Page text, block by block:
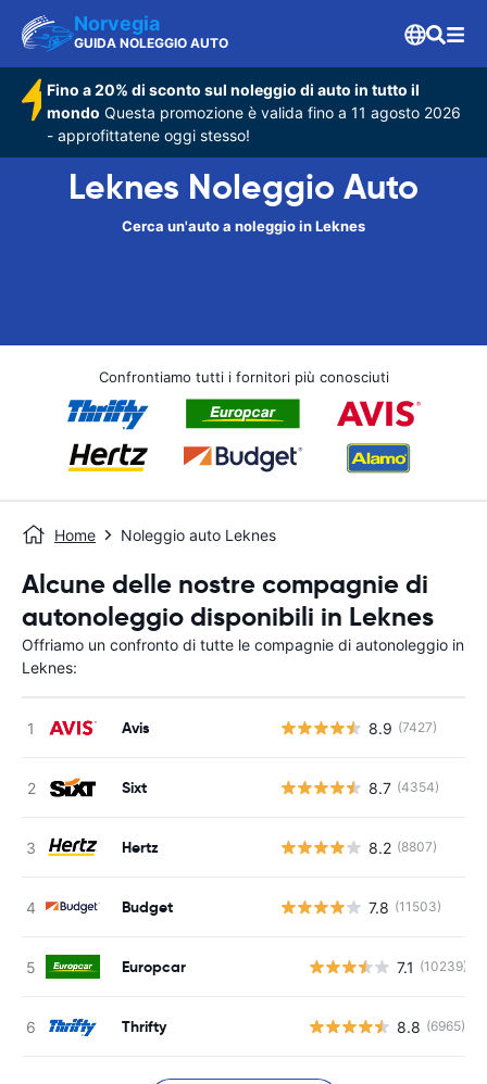
Norvegia
GUIDA NOLEGGIO AUTO
Fino a 20% di sconto sul noleggio di auto in tutto il
mondo Questa promozione è valida fino a 11 agosto 2026
- approfittatene oggi stesso!
Leknes Noleggio Auto
Cerca un'auto a noleggio in Leknes
Confrontiamo tutti i fornitori più conosciuti
Home Noleggio auto Leknes
Alcune delle nostre compagnie di
autonoleggio disponibili in Leknes
Offriamo un confronto di tutte le compagnie di autonoleggio in
Leknes:
Avis 8.9 (7427)
Sixt 8.7 (4354)
Hertz 8.2 (8807)
Budget 7.8 (11503)
Europcar 7.1 (10239)
Thrifty 8.8 (6965)